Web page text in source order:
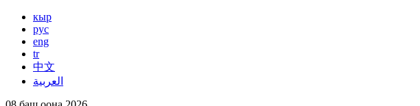
кыр
рус
eng
tr
中文
العربية